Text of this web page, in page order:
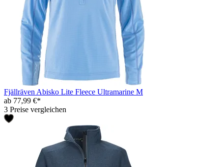
Fjällräven Abisko Lite Fleece Ultramarine M
ab 77,99 €*
3 Preise vergleichen